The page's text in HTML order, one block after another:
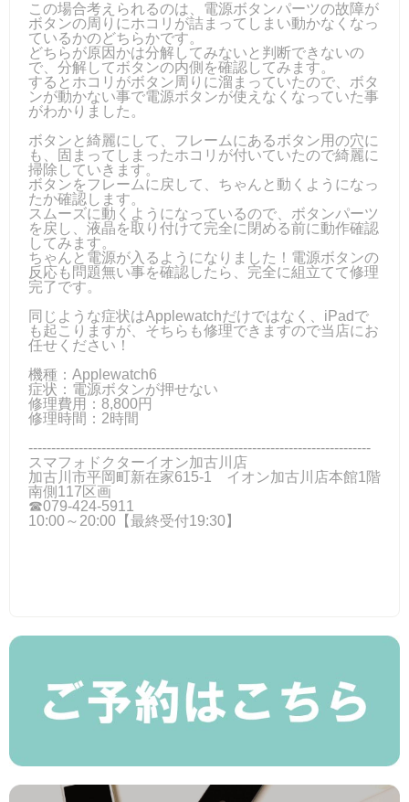
この場合考えられるのは、電源ボタンパーツの故障が
ボタンの周りにホコリが詰まってしまい動かなくなっ
ているかのどちらかです。
どちらが原因かは分解してみないと判断できないの
で、分解してボタンの内側を確認してみます。
するとホコリがボタン周りに溜まっていたので、ボタ
ンが動かない事で電源ボタンが使えなくなっていた事
がわかりました。
ボタンと綺麗にして、フレームにあるボタン用の穴に
も、固まってしまったホコリが付いていたので綺麗に
掃除していきます。
ボタンをフレームに戻して、ちゃんと動くようになっ
たか確認します。
スムーズに動くようになっているので、ボタンパーツ
を戻し、液晶を取り付けて完全に閉める前に動作確認
してみます。
ちゃんと電源が入るようになりました！電源ボタンの
反応も問題無い事を確認したら、完全に組立てて修理
完了です。
同じような症状はApplewatchだけではなく、iPadで
も起こりますが、そちらも修理できますので当店にお
任せください！
機種：Applewatch6
症状：電源ボタンが押せない
修理費用：8,800円
修理時間：2時間
---------------------------------------------------------------------------
スマフォドクターイオン加古川店
加古川市平岡町新在家615-1 イオン加古川店本館1階
南側117区画
☎079-424‐5911
10:00～20:00【最終受付19:30】